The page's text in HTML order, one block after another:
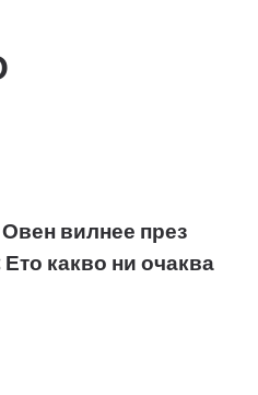
вилнее през
какво ни очаква